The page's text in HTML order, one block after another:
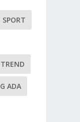
SPORT
TREND
ADA